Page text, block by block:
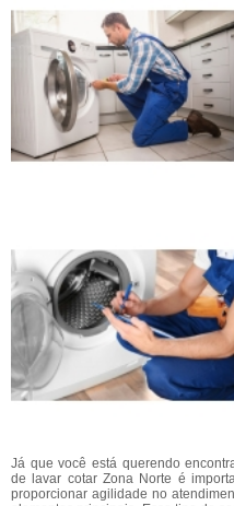
Já que você está querendo
de lavar cotar Zona Norte é
proporcionar agilidade no